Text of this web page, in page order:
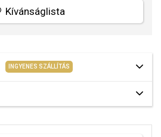
Kívánságlista
INGYENES SZÁLLÍTÁS